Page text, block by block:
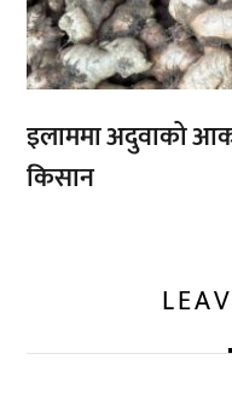
इलाममा अदुवाको
किसान